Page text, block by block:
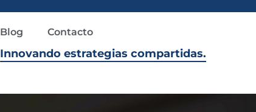
Blog Contacto
Innovando estrategias compartidas.